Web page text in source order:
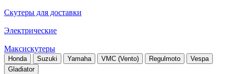
Скутеры для доставки
Электрические
Максискутеры
Honda Suzuki Yamaha VMC (Vento) Regulmoto
Vespa
Gladiator